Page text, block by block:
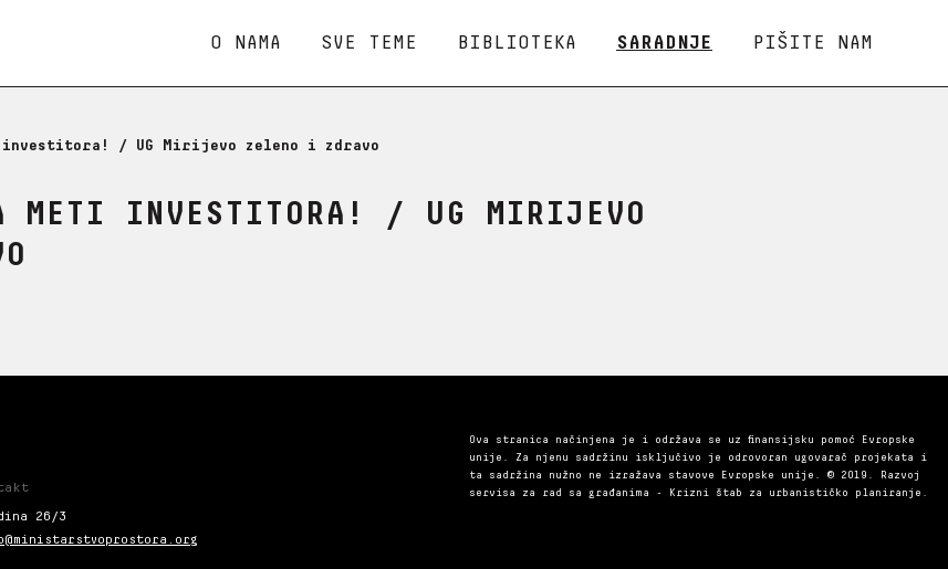
O NAMA SVE TEME BIBLIOTEKA SARADNJE PIŠITE NAM
investitora! / UG Mirijevo zeleno i zdravo
METI INVESTITORA! / UG MIRIJEVO
26/3
Ova stranica načinjena je i održava se uz finansijsku pomoć Evropske
unije. Za njenu sadržinu isključivo je odrovoran ugovarač projekata i
ta sadržina nužno ne izražava stavove Evropske unije. © 2019. Razvoj
servisa za rad sa građanima - Krizni štab za urbanističko planiranje.